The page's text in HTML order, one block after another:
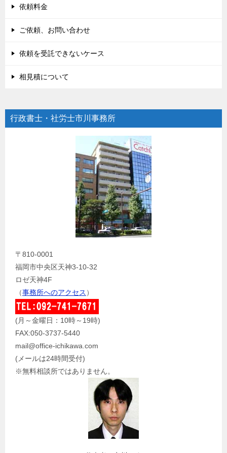
依頼料金
ご依頼、お問い合わせ
依頼を受託できないケース
相見積について
行政書士・社労士市川事務所
〒810-0001
福岡市中央区天神3-10-32
ロゼ天神4F
（事務所へのアクセス ）
(月～金曜日：10時～19時)
FAX:050-3737-5440
mail@office-ichikawa.com
(メールは24時間受付)
※無料相談所ではありません。